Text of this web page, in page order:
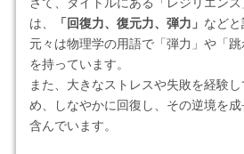
は、
「回復力、復元力、弾力」 などと
元々は物理学の用語で「弾力」や「
を持っています。
また、大きなストレスや失敗を経験
め、しなやかに回復し、その逆境を
含んでいます。